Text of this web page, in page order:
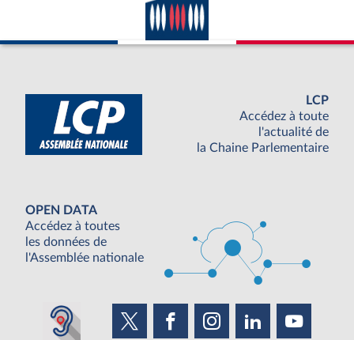
LCP
Accédez à toute
l'actualité de
la Chaine Parlementaire
OPEN DATA
Accédez à toutes
les données de
l'Assemblée nationale